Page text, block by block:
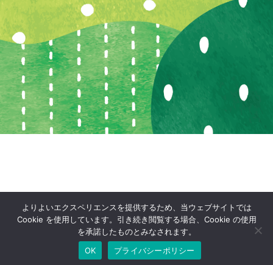
よりよいエクスペリエンスを提供するため、当ウェブサイトでは
Cookie を使用しています。引き続き閲覧する場合、Cookie の使用
を承諾したものとみなされます。
OK
プライバシーポリシー